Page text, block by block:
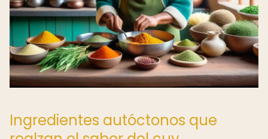
Ingredientes autóctonos que